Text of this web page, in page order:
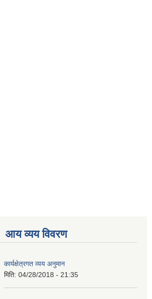
आय व्यय विवरण
कार्यक्षेत्रगत व्यय अनुमान
मिति: 04/28/2018 - 21:35